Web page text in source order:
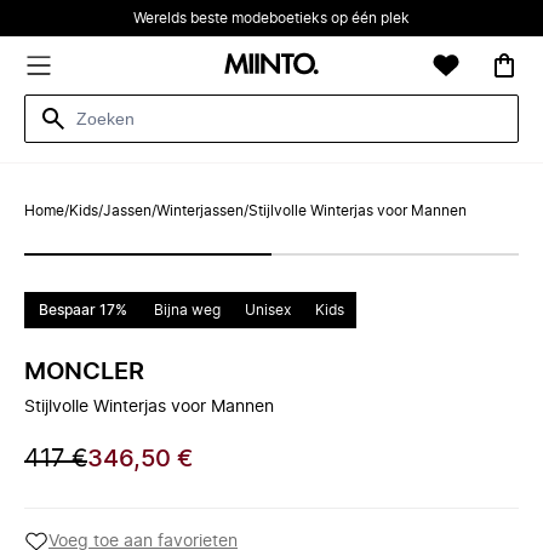
Werelds beste modeboetieks op één plek
Home/Kids/Jassen/Winterjassen/Stijlvolle Winterjas voor Mannen
Bespaar 17% Bijna weg Unisex Kids
MONCLER
Stijlvolle Winterjas voor Mannen
417 €346,50 €
Voeg toe aan favorieten